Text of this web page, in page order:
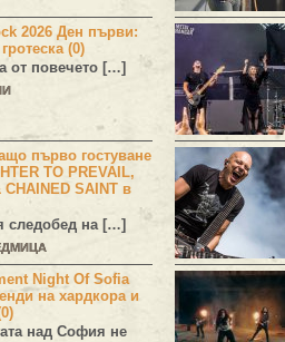
2026 Ден първи:
(0)
от повечето […]
първо гостуване
TO PREVAIL,
CHAINED SAINT в
следобед на […]
Night Of Sofia
на хардкора и
над София не